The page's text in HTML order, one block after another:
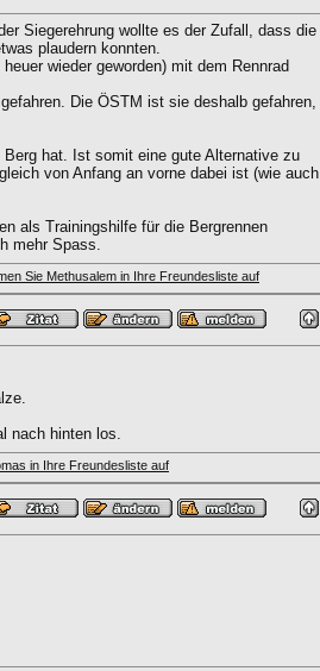
Siegerehrung wollte es der Zufall, dass die
plaudern konnten.
wieder geworden) mit dem Rennrad
Die ÖSTM ist sie deshalb gefahren,
hat. Ist somit eine gute Alternative zu
von Anfang an vorne dabei ist (wie auch
als Trainingshilfe für die Bergrennen
mehr Spass.
nach hinten los.